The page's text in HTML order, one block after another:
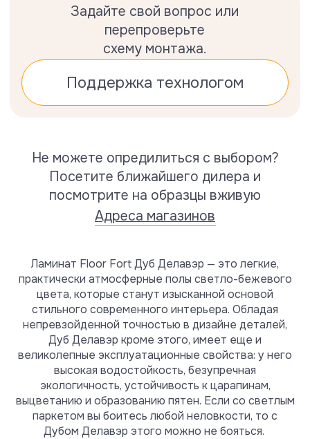
Ламинат Floor Fort Дуб Делавэр — это легкие,
практически атмосферные полы светло-бежевого
цвета, которые станут изысканной основой
стильного современного интерьера. Обладая
непревзойденной точностью в дизайне деталей,
Дуб Делавэр кроме этого, имеет еще и
великолепные эксплуатационные свойства: у него
высокая водостойкость, безупречная
экологичность, устойчивость к царапинам,
выцветанию и образованию пятен. Если со светлым
паркетом вы боитесь любой неловкости, то с
Дубом Делавэр этого можно не бояться.
потребоваться